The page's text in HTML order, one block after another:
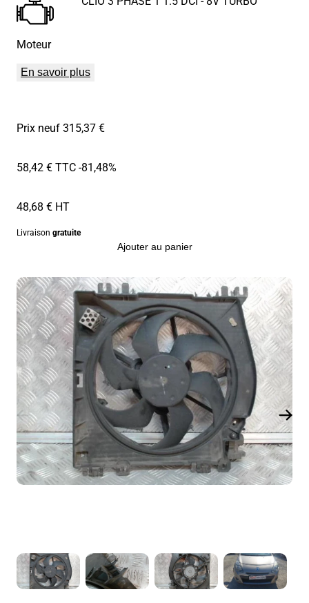
Moteur
En savoir plus
Prix neuf 315,37 €
58,42 € TTC-81,48%
48,68 € HT
Livraison gratuite
Ajouter au panier